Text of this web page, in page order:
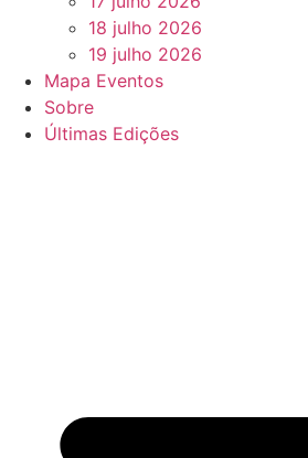
18 julho 2026
19 julho 2026
Mapa Eventos
Sobre
Últimas Edições